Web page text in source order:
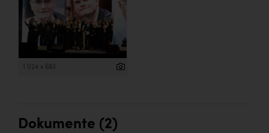
1 024 x 683
Dokumente (2)